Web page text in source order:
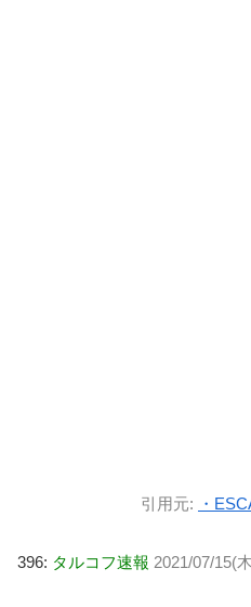
引用元: ・
396: タルコフ速報 2021/07/15(